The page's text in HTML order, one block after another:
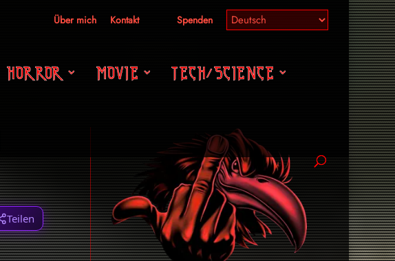
Über mich Kontakt Spenden
HORROR MOVIE TECH/SCIENCE
Teilen